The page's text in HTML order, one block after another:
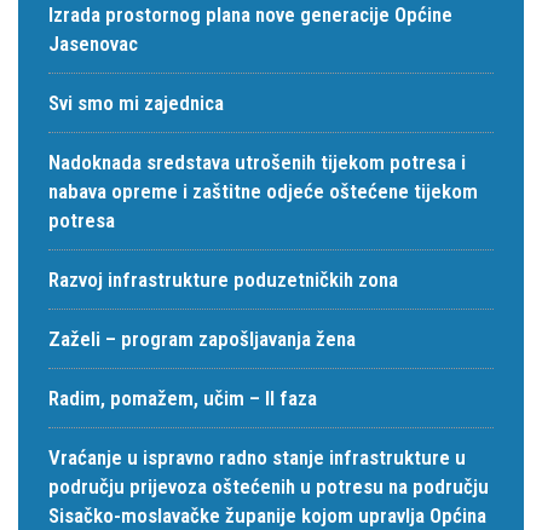
Izrada prostornog plana nove generacije Općine
Jasenovac
Svi smo mi zajednica
Nadoknada sredstava utrošenih tijekom potresa i
nabava opreme i zaštitne odjeće oštećene tijekom
potresa
Razvoj infrastrukture poduzetničkih zona
Zaželi – program zapošljavanja žena
Radim, pomažem, učim – II faza
Vraćanje u ispravno radno stanje infrastrukture u
području prijevoza oštećenih u potresu na području
Sisačko-moslavačke županije kojom upravlja Općina